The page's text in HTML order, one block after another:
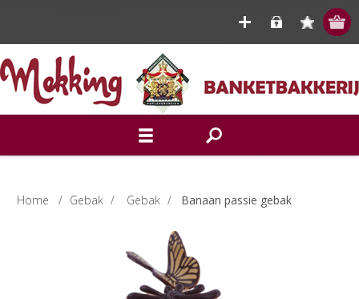
Home / Gebak / Gebak / Banaan passie gebak